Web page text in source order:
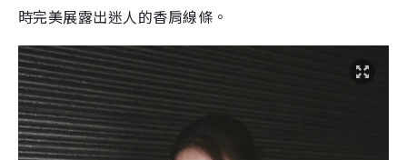
時完美展露出迷人的香肩線條。